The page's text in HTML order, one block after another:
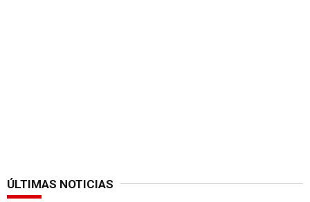
ÚLTIMAS NOTICIAS